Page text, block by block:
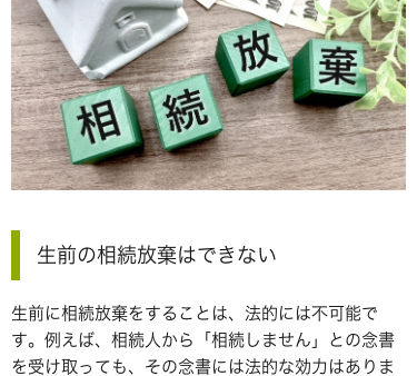
生前の相続放棄はできない
生前に相続放棄をすることは、法的には不可能で
す。例えば、相続人から「相続しません」との念書
を受け取っても、その念書には法的な効力はありま